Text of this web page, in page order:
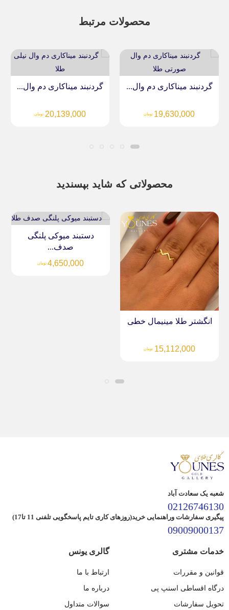
محصولات مرتبط
گردنبند میناکاری دم وال...
20,139,000
گردنبند میناکاری دم وال...
19,630,000
محصولاتی که شاید بپسندید
دستبند میوکی پلنگی
صدف...
4,650,000
آویز طلا سنگ صدفی...
شعبه یک سعادت آباد
02126746130
پیگیری سفارشات وراهنمایی خرید(روزهای کاری تایم پاسخگویی تلفنی 11 تا17)
09009000137
خدمات مشتری
قوانین و مقررات
درگاه اقساطی اسنپ پی
تحویل سفارشات
گالری یونس
ارتباط با ما
درباره ما
سوالات متداول